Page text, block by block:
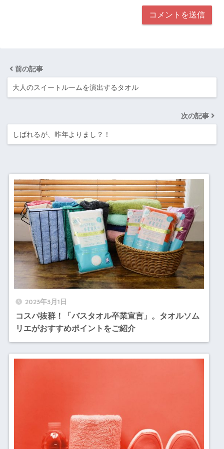
前の記事
大人のスイートルームを演出するタオル
次の記事
しばれるが、昨年よりまし？！
2023年3月1日
コスパ抜群！「バスタオル卒業宣言」。タオルソム
リエがおすすめポイントをご紹介